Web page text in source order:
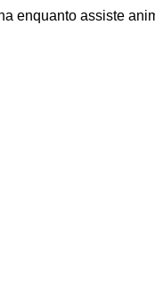
enquanto assiste